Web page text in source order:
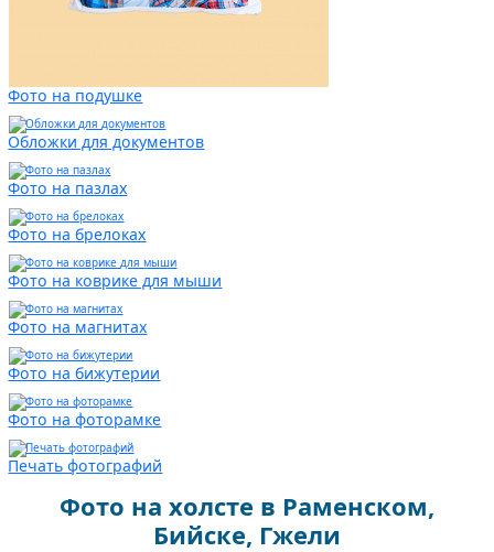
Фото на подушке
Обложки для документов
Фото на пазлах
Фото на брелоках
Фото на коврике для мыши
Фото на магнитах
Фото на бижутерии
Фото на фоторамке
Печать фотографий
Фото на холсте в Раменском,
Бийске, Гжели